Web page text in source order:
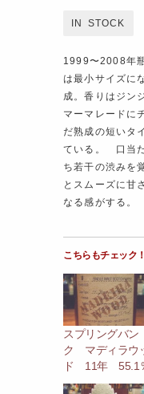
IN STOCK
1999〜2008年
は最小サイズに
成。香りはジン
マーマレードに
だ熟成の短いタ
ている。 口当
ち若干の渋みを
とスムーズに甘
なる感がする。
こちらもチェック！
スプリングバン
ク マディラウ
ド 11年 55.1